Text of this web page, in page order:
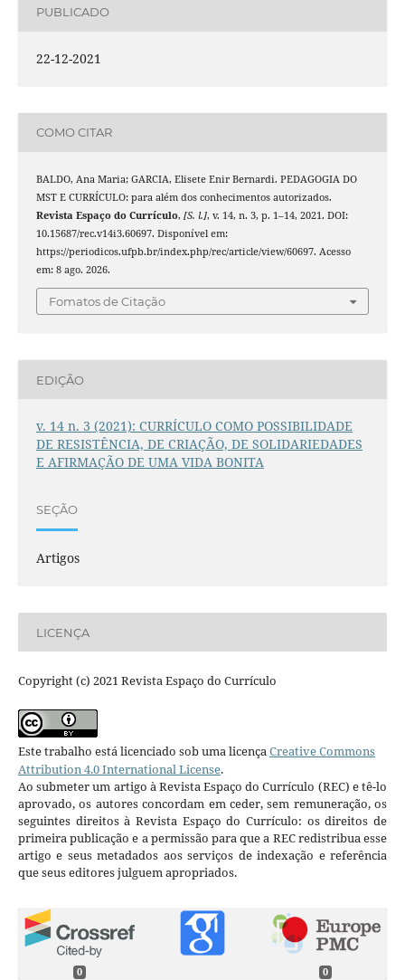
PUBLICADO
22-12-2021
COMO CITAR
BALDO, Ana Maria; GARCIA, Elisete Enir Bernardi. PEDAGOGIA DO
MST E CURRÍCULO: para além dos conhecimentos autorizados.
Revista Espaço do Currículo, [S. l.], v. 14, n. 3, p. 1–14, 2021. DOI:
10.15687/rec.v14i3.60697. Disponível em:
https://periodicos.ufpb.br/index.php/rec/article/view/60697. Acesso
em: 8 ago. 2026.
Fomatos de Citação
EDIÇÃO
v. 14 n. 3 (2021): CURRÍCULO COMO POSSIBILIDADE
DE RESISTÊNCIA, DE CRIAÇÃO, DE SOLIDARIEDADES
E AFIRMAÇÃO DE UMA VIDA BONITA
SEÇÃO
Artigos
LICENÇA
Copyright (c) 2021 Revista Espaço do Currículo
Este trabalho está licenciado sob uma licençaCreative Commons
Attribution 4.0 International License.
Ao submeter um artigo à Revista Espaço do Currículo (REC) e tê-lo
aprovado, os autores concordam em ceder, sem remuneração, os
seguintes direitos à Revista Espaço do Currículo: os direitos de
primeira publicação e a permissão para que a REC redistribua esse
artigo e seus metadados aos serviços de indexação e referência
que seus editores julguem apropriados.
0 0